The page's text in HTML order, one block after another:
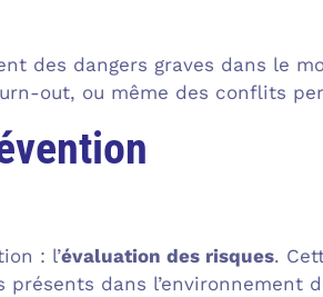
des dangers graves dans le
out, ou même des conflits
: l’évaluation des risques.
dans l’environnement